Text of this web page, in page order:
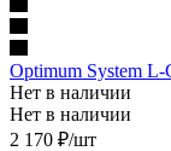
Optimum System L-
Нет в наличии
Нет в наличии
2 170 ₽/шт